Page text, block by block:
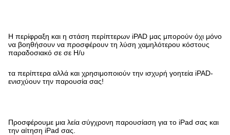
Η περίφραξη και η στάση περίπτερων iPAD μας μπορούν όχι μόνο
να βοηθήσουν να προσφέρουν τη λύση χαμηλότερου κόστους
παραδοσιακό σε σε Η/υ
τα περίπτερα αλλά και χρησιμοποιούν την ισχυρή γοητεία iPAD-
ενισχύουν την παρουσία σας!
Προσφέρουμε μια λεία σύγχρονη παρουσίαση για το iPad σας και
την αίτηση iPad σας.